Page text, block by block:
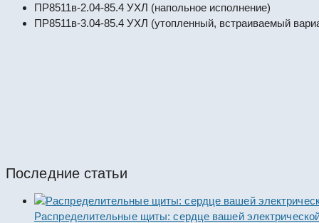
ПР8511в-2.04-85.4 УХЛ (напольное исполнение)
ПР8511в-3.04-85.4 УХЛ (утопленный, встраиваемый
Последние статьи
Распределительные щиты: сердце вашей